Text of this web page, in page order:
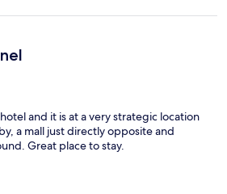
and it is at a very strategic location
a mall just directly opposite and
Great place to stay.